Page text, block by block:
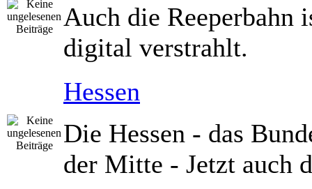
Auch die Reeperbahn
digital verstrahlt.
Hessen
Die Hessen - das
der Mitte - Jetzt auch